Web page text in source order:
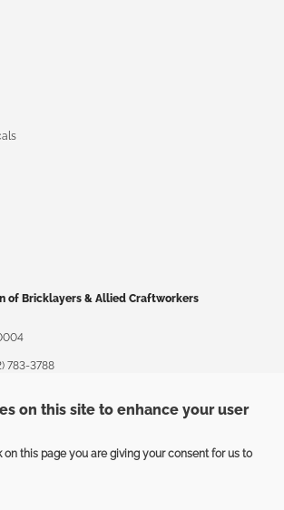
of Bricklayers & Allied Craftworkers
783-3788
on this site to enhance your user
on this page you are giving your consent for us to